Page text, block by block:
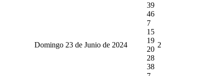
39
46
Domingo 23 de Junio de 2024
7
15
19
20
28
38
2